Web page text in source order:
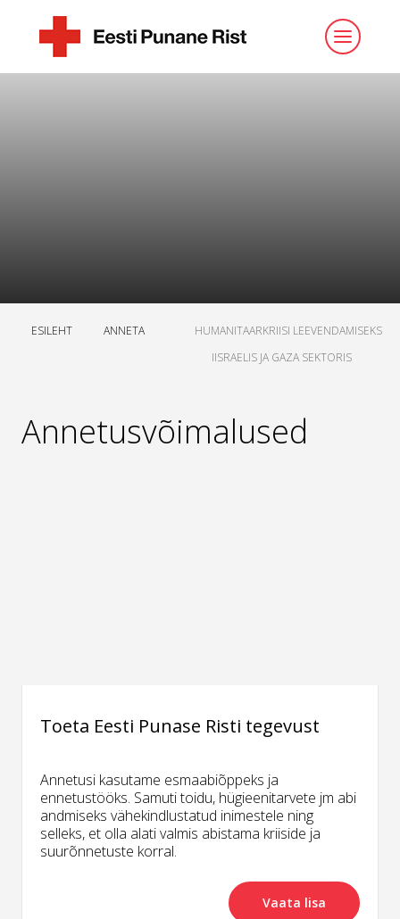
ESILEHT ANNETA
HUMANITAARKRIISI LEEVENDAMISEKS
IISRAELIS JA GAZA SEKTORIS
Annetusvõimalused
Toeta Eesti Punase Risti tegevust
Annetusi kasutame esmaabiõppeks ja
ennetustööks. Samuti toidu, hügieenitarvete jm abi
andmiseks vähekindlustatud inimestele ning
selleks, et olla alati valmis abistama kriiside ja
suurõnnetuste korral.
Vaata lisa